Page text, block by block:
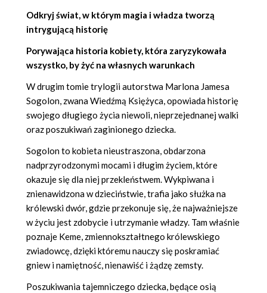
Odkryj świat, w którym magia i władza tworzą
intrygującą historię
Porywająca historia kobiety, która zaryzykowała
wszystko, by żyć na własnych warunkach
W drugim tomie trylogii autorstwa Marlona Jamesa
Sogolon, zwana Wiedźmą Księżyca, opowiada historię
swojego długiego życia niewoli, nieprzejednanej walki
oraz poszukiwań zaginionego dziecka.
Sogolon to kobieta nieustraszona, obdarzona
nadprzyrodzonymi mocami i długim życiem, które
okazuje się dla niej przekleństwem. Wykpiwana i
znienawidzona w dzieciństwie, trafia jako służka na
królewski dwór, gdzie przekonuje się, że najważniejsze
w życiu jest zdobycie i utrzymanie władzy. Tam właśnie
poznaje Keme, zmiennokształtnego królewskiego
zwiadowcę, dzięki któremu nauczy się poskramiać
gniew i namiętność, nienawiść i żądzę zemsty.
Poszukiwania tajemniczego dziecka, będące osią